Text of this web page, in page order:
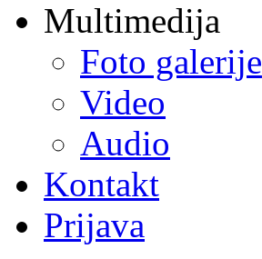
Multimedija
Foto galerije
Video
Audio
Kontakt
Prijava